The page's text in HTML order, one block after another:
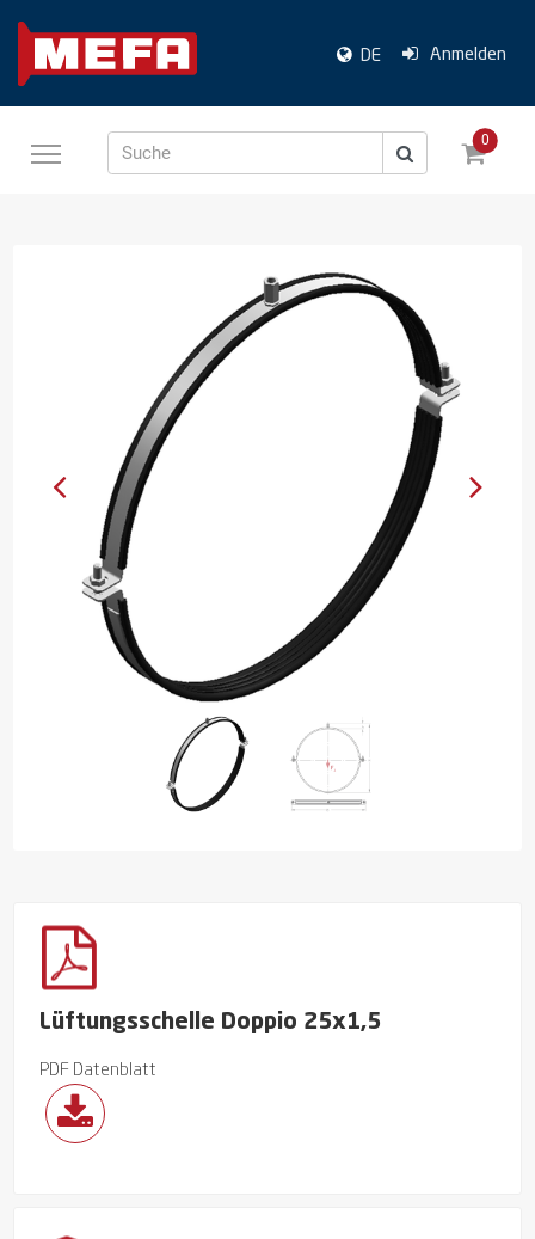
DE Anmelden
Suche
0
Lüftungsschelle Doppio 25x1,5
PDF Datenblatt